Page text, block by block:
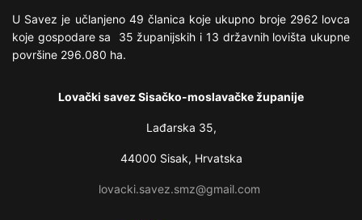
U Savez je učlanjeno 49 članica koje ukupno broje 2962 lovca
koje gospodare sa 35 županijskih i 13 državnih lovišta ukupne
površine 296.080 ha.
Lovački savez Sisačko-moslavačke županije
Lađarska 35,
44000 Sisak, Hrvatska
lovacki.savez.smz@gmail.com